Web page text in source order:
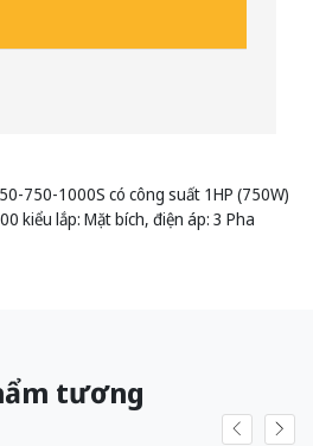
750-1000S có công suất 1HP (750W)
kiểu lắp: Mặt bích, điện áp: 3 Pha
tương